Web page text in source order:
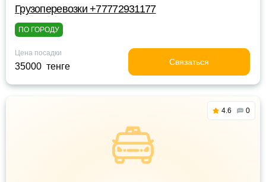
Грузоперевозки +77772931177
ПО ГОРОДУ
Цена посадки
35000 тенге Связаться
4.6 0